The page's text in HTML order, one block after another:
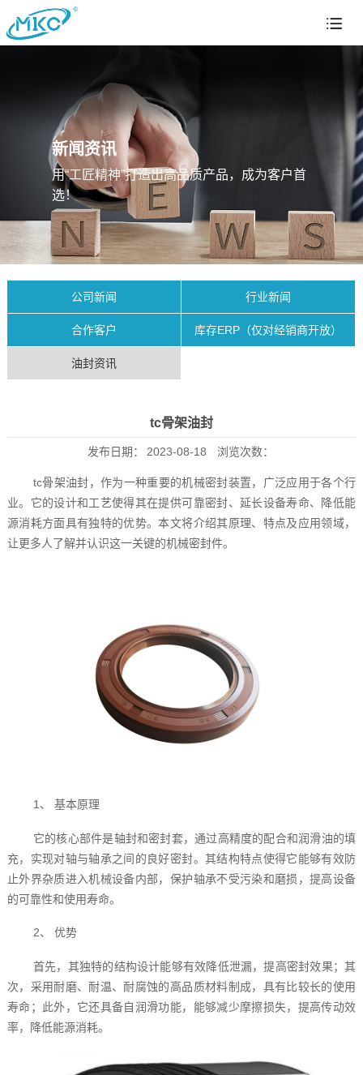
新闻资讯
用“工匠精神”打造出高品质产品，成为客户首
选！
公司新闻 行业新闻
合作客户 库存ERP（仅对经销商开放）
油封资讯
tc骨架油封
发布日期： 2023-08-18 浏览次数：
tc骨架油封，作为一种重要的机械密封装置，广泛应用于各个行
业。它的设计和工艺使得其在提供可靠密封、延长设备寿命、降低能
源消耗方面具有独特的优势。本文将介绍其原理、特点及应用领域，
让更多人了解并认识这一关键的机械密封件。
1、 基本原理
它的核心部件是轴封和密封套，通过高精度的配合和润滑油的填
充，实现对轴与轴承之间的良好密封。其结构特点使得它能够有效防
止外界杂质进入机械设备内部，保护轴承不受污染和磨损，提高设备
的可靠性和使用寿命。
2、 优势
首先，其独特的结构设计能够有效降低泄漏，提高密封效果；其
次，采用耐磨、耐温、耐腐蚀的高品质材料制成，具有比较长的使用
寿命；此外，它还具备自润滑功能，能够减少摩擦损失，提高传动效
率，降低能源消耗。